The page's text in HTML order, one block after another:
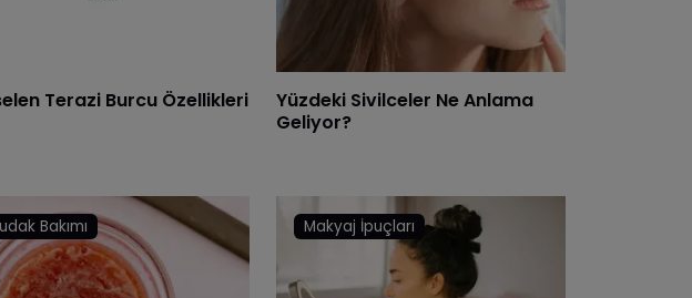
Terazi Burcu Özellikleri
Yüzdeki Sivilceler Ne Anlama
Geliyor?
Bakımı Makyaj İpuçları